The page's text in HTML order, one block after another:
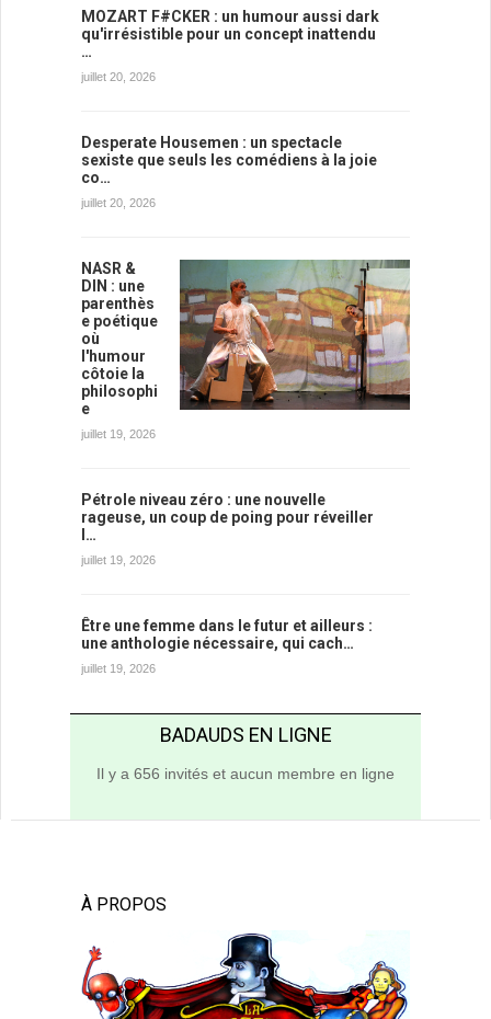
MOZART F#CKER : un humour aussi dark
qu'irrésistible pour un concept inattendu
…
juillet 20, 2026
Desperate Housemen : un spectacle
sexiste que seuls les comédiens à la joie
co…
juillet 20, 2026
NASR &
DIN : une
parenthès
e poétique
où
l'humour
côtoie la
philosophi
e
juillet 19, 2026
Pétrole niveau zéro : une nouvelle
rageuse, un coup de poing pour réveiller
l…
juillet 19, 2026
Être une femme dans le futur et ailleurs :
une anthologie nécessaire, qui cach…
juillet 19, 2026
BADAUDS EN LIGNE
Il y a 656 invités et aucun membre en ligne
À PROPOS